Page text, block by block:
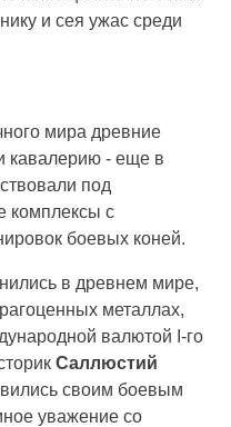
и сея ужас среди
мира древние
кавалерию - еще в
под
комплексы с
боевых коней.
в древнем мире,
металлах,
валютой I-го
Саллюстий
своим боевым
уважение со